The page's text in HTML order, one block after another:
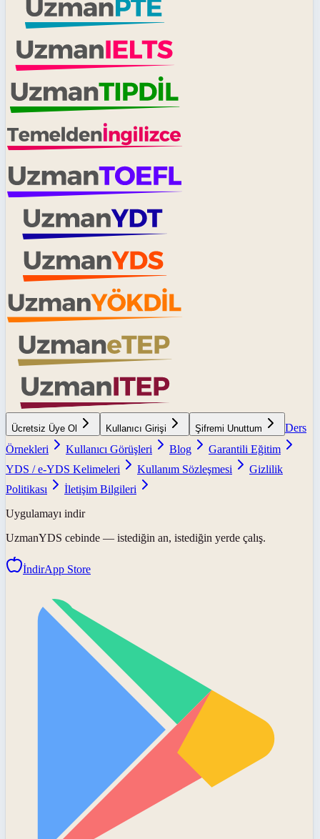
Ücretsiz Üye Ol Kullanıcı Girişi Şifremi Unuttum
Ders
Örnekleri
Kullanıcı Görüşleri Blog
Garantili Eğitim
YDS / e-YDS Kelimeleri
Kullanım Sözleşmesi
Gizlilik
Politikası
İletişim Bilgileri
Uygulamayı indir
UzmanYDS cebinde — istediğin an, istediğin yerde çalış.
İndirApp Store